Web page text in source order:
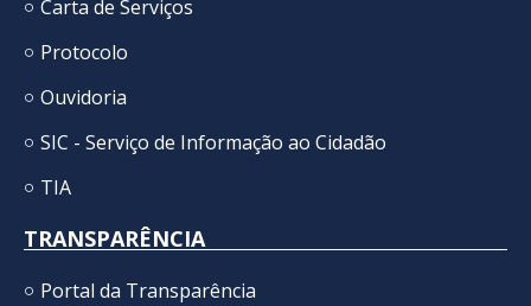
Carta de Serviços
Protocolo
Ouvidoria
SIC - Serviço de Informação ao Cidadão
TIA
TRANSPARÊNCIA
Portal da Transparência